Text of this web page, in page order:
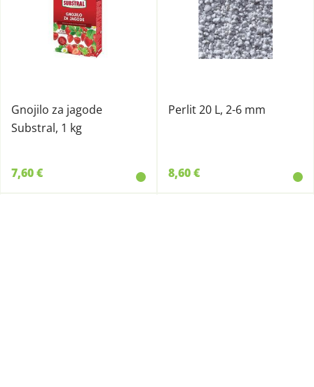
Gnojilo za jagode
Substral, 1 kg
7,60 €
Perlit 20 L, 2-6 mm
8,60 €